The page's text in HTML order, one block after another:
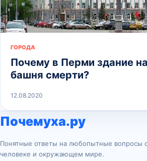
ГОРОДА
Почему в Перми здание
башня смерти?
12.08.2020
Почемуха.ру
Понятные ответы на любопытные вопросы
человеке и окружающем мире.